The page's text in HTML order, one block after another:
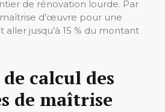
de rénovation lourde. Par
d’œuvre pour une
jusqu’à 15 % du montant
calcul des
de maîtrise